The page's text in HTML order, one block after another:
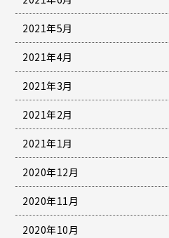
2021年5月
2021年4月
2021年3月
2021年2月
2021年1月
2020年12月
2020年11月
2020年10月